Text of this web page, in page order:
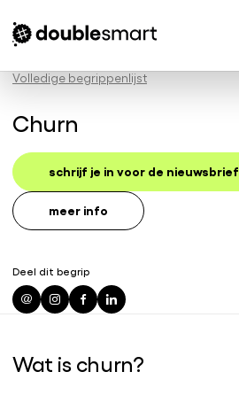
Volledige begrippenlijst
Churn
schrijf je in voor de nieuwsbrief
meer info
Deel dit begrip
Wat is churn?